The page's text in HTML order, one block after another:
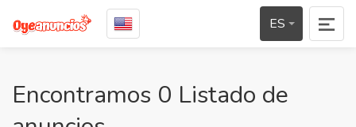
ES
Encontramos 0 Listado de